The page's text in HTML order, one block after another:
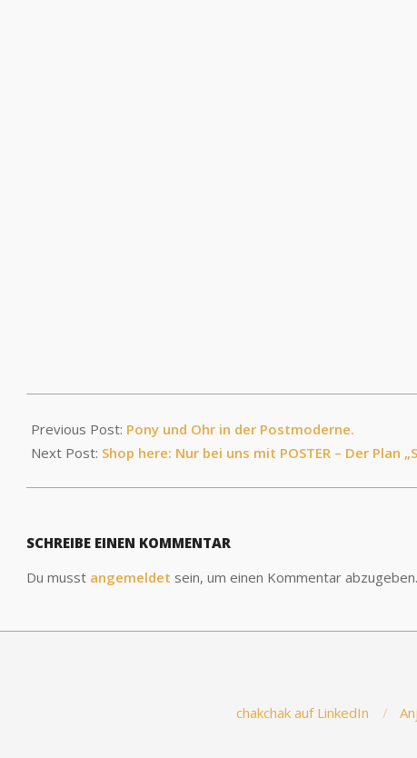
Previous Post: Pony und Ohr in der Postmoderne.
Next Post: Shop here: Nur bei uns mit POSTER – Der Plan
SCHREIBE EINEN KOMMENTAR
Du musst angemeldet sein, um einen Kommentar abzugeben.
chakchak auf LinkedIn